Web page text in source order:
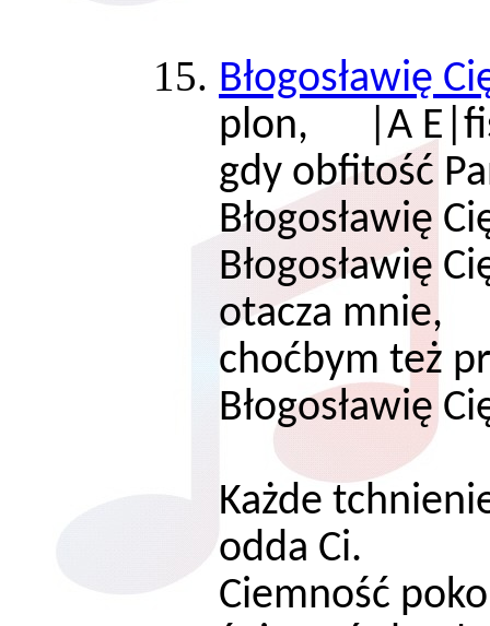
Błogosławię
plon, |A
gdy obfitość
Błogosławię
Błogosławię
otacza mnie,
choćbym też
Błogosławię
Każde
odda Ci.
Ciemność